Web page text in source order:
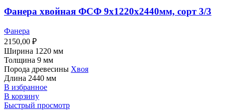
Фанера хвойная ФСФ 9х1220х2440мм, сорт 3/3
Фанера
2150,00 ₽
Ширина 1220 мм
Толщина 9 мм
Порода древесины Хвоя
Длина 2440 мм
В избранное
В корзину
Быстрый просмотр